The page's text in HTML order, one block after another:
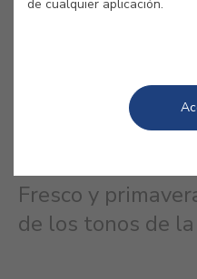
BLANCO PRIMAVERA #A722
Fresco y
de los tonos de
de cualquier aplicación.